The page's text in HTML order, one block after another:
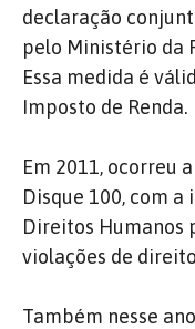
declaração
pelo Ministério da
Essa medida é
Imposto de Renda.
Em 2011, ocorreu
Disque 100, com
Direitos Humanos
violações de
Também nesse